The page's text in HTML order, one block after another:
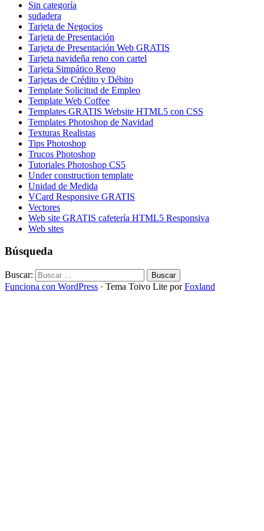
Sin categoría
sudadera
Tarjeta de Negocios
Tarjeta de Presentación
Tarjeta de Presentación Web GRATIS
Tarjeta navideña reno con cartel
Tarjeta Simpático Reno
Tarjetas de Crédito y Débito
Template Solicitud de Empleo
Template Web Coffee
Templates GRATIS Website HTML5 con CSS
Templates Photoshop de Navidad
Texturas Realistas
Tips Photoshop
Trucos Photoshop
Tutoriales Photoshop CS5
Under construction template
Unidad de Medida
VCard Responsive GRATIS
Vectores
Web site GRATIS cafetería HTML5 Responsiva
Web sites
Búsqueda
Buscar:
Funciona con WordPress · Tema Toivo Lite porFoxland